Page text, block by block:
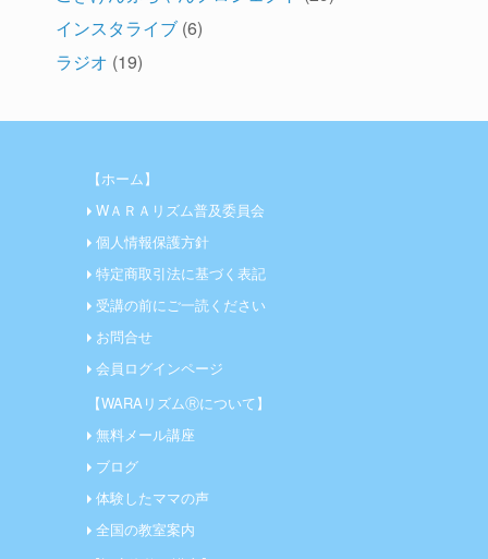
インスタライブ (6)
ラジオ (19)
【ホーム】
WＡＲＡリズム普及委員会
個人情報保護方針
特定商取引法に基づく表記
受講の前にご一読ください
お問合せ
会員ログインページ
【WARAリズムⓇについて】
無料メール講座
ブログ
体験したママの声
全国の教室案内